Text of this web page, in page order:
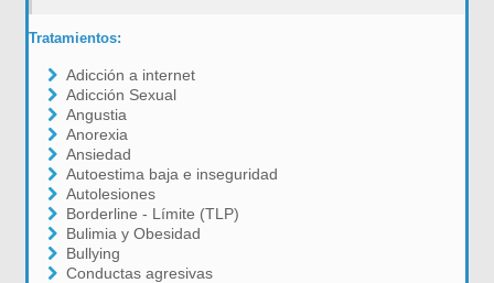
Tratamientos:
Adicción a internet
Adicción Sexual
Angustia
Anorexia
Ansiedad
Autoestima baja e inseguridad
Autolesiones
Borderline - Límite (TLP)
Bulimia y Obesidad
Bullying
Conductas agresivas